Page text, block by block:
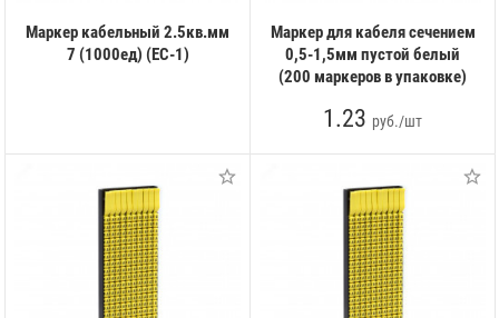
Маркер кабельный 2.5кв.мм
7 (1000ед) (ЕС-1)
Маркер для кабеля сечением
0,5-1,5мм пустой белый
(200 маркеров в упаковке)
1.23 руб./шт